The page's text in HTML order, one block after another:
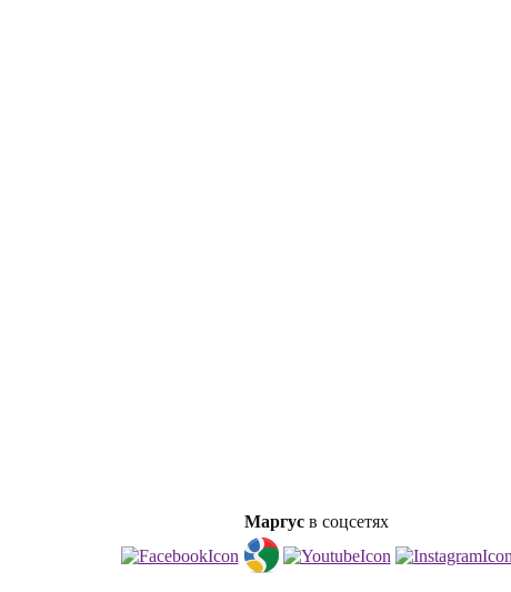
Маргус в соцсетях